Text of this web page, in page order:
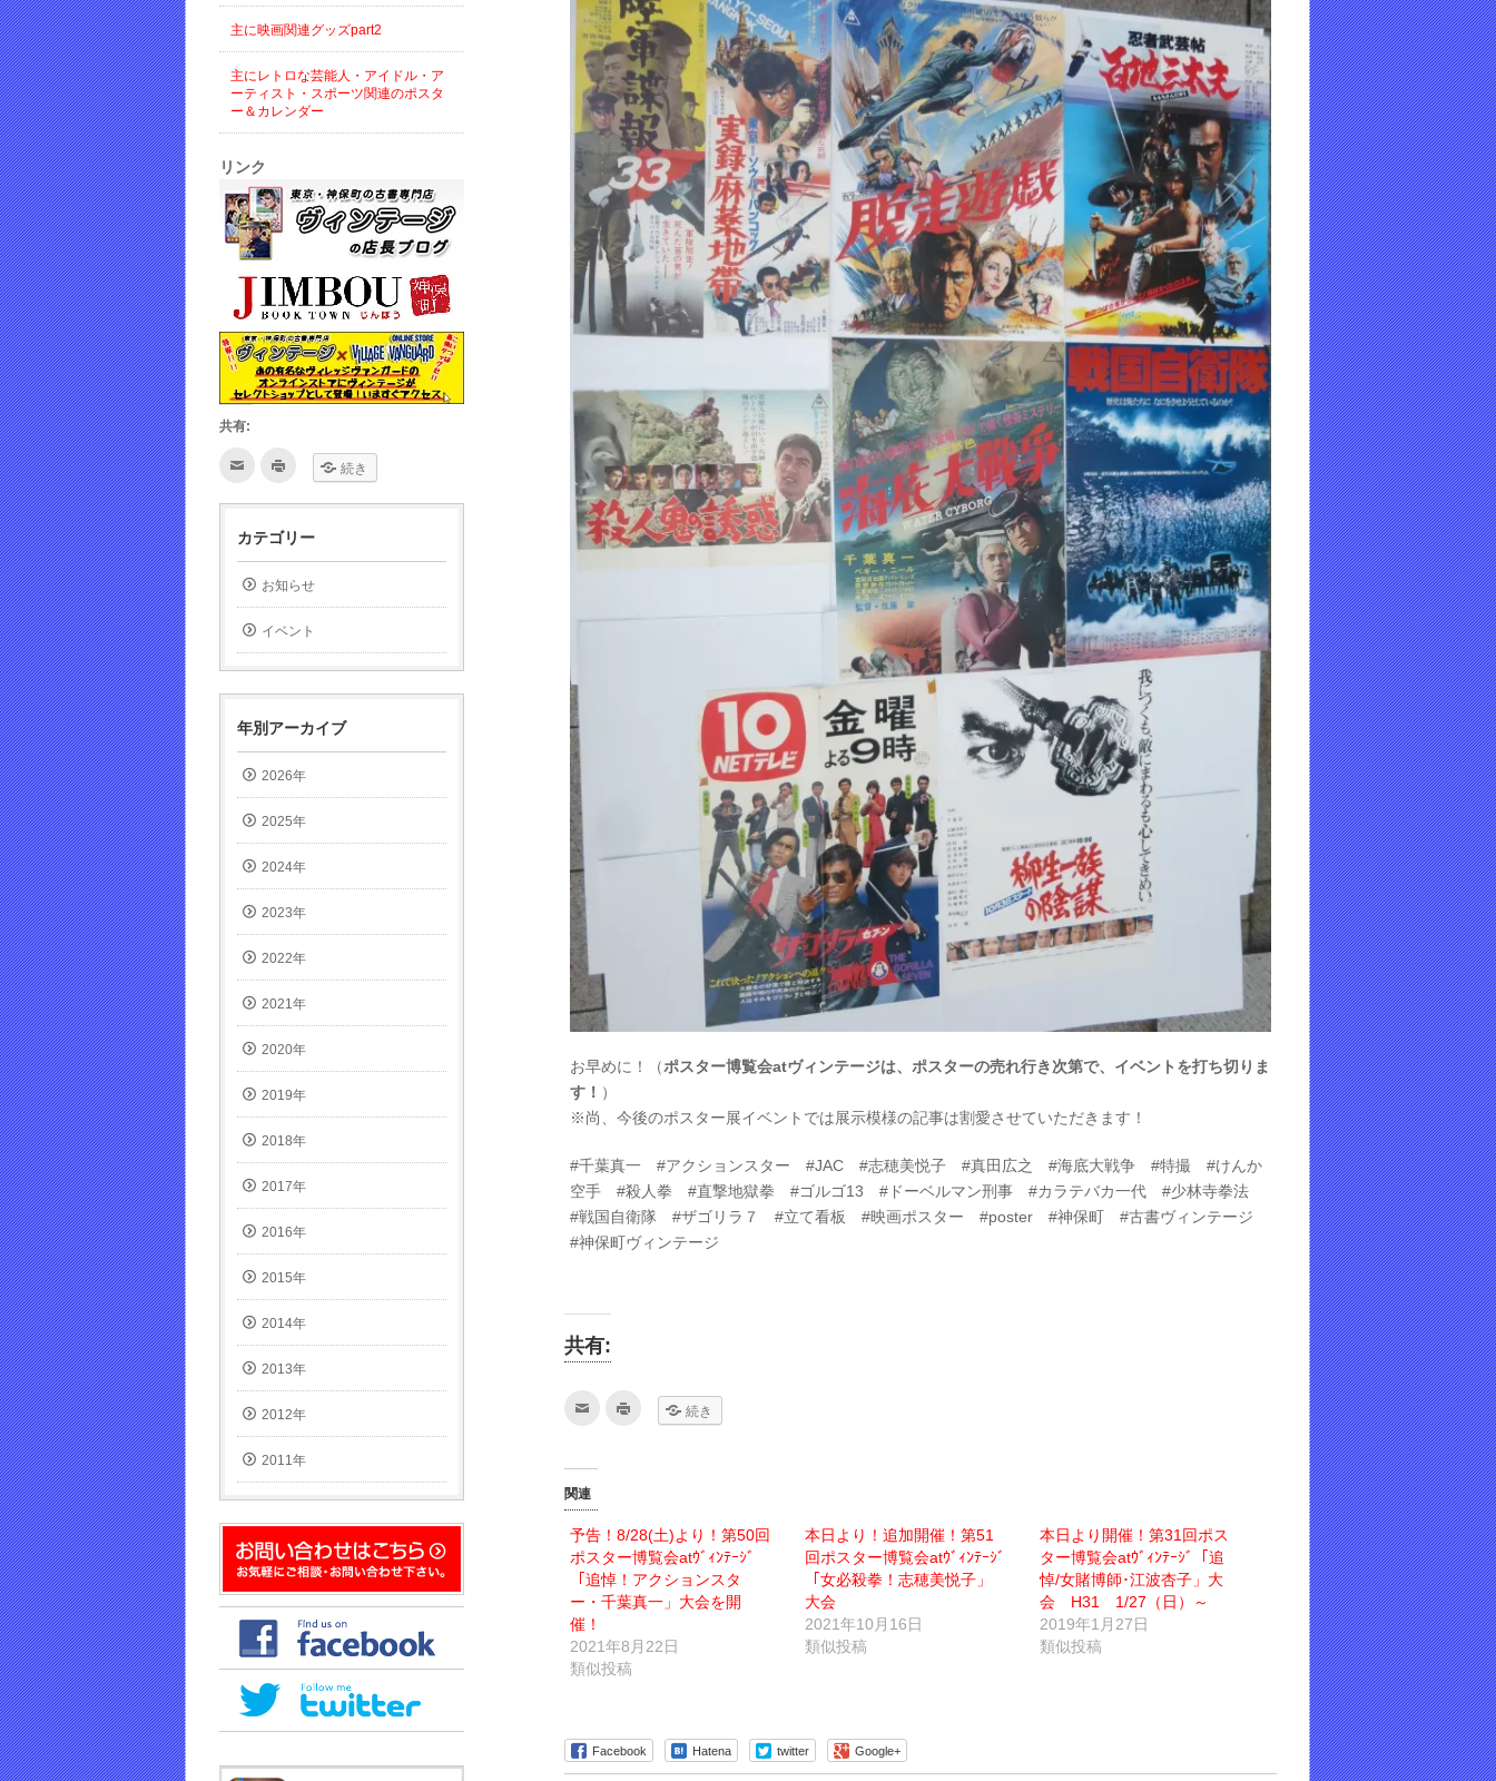
お早めに！（ポスター博覧会atヴィンテージは、ポスターの売れ行き次第で、イベントを打ち切りま
す！ ）
※尚、今後のポスター展イベントでは展示模様の記事は割愛させていただきます！
#千葉真一 #アクションスター #JAC #志穂美悦子 #真田広之 #海底大戦争 #特撮 #けんか
空手 #殺人拳 #直撃地獄拳 #ゴルゴ13 #ドーベルマン刑事 #カラテバカ一代 #少林寺拳法
#戦国自衛隊 #ザゴリラ７ #立て看板 #映画ポスター #poster #神保町 #古書ヴィンテージ
#神保町ヴィンテージ
共有:
て
へ
メ
ー
ル
で
送
信
(新
し
い
ウ
ィ
ン
き
ま
す)
し
い
ウ
ィ
ン
ド
ウ
き
ま
続き
関連
予告！8/28(土)より！第50回
ポスター博覧会atｳﾞｨﾝﾃｰｼﾞ
「追悼！アクションスタ
ー・千葉真一」大会を開
催！
2021年8月22日
類似投稿
本日より！追加開催！第51
回ポスター博覧会atｳﾞｨﾝﾃｰｼﾞ
「女必殺拳！志穂美悦子」
大会
2021年10月16日
類似投稿
本日より開催！第31回ポス
ター博覧会atｳﾞｨﾝﾃｰｼﾞ「追
悼/女賭博師･江波杏子」大
会 H31 1/27（日）～
2019年1月27日
類似投稿
Facebook Hatena twitter Google+
主に映画関連グッズpart2
主にレトロな芸能人・アイドル・ア
ーティスト・スポーツ関連のポスタ
ー＆カレンダー
リンク
共有:
ク
て
友
メ
ー
ル
で
送
信
し
い
ィ
ン
ウ
で
開
き
ま
す)
ク
て
印
し
い
ウ
ィ
ン
ド
で
開
す)
続き
カテゴリー
お知らせ
イベント
年別アーカイブ
2026年
2025年
2024年
2023年
2022年
2021年
2020年
2019年
2018年
2017年
2016年
2015年
2014年
2013年
2012年
2011年